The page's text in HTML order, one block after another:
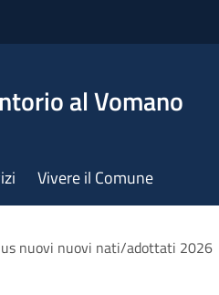
al Vomano
Vivere il Comune
nuovi nuovi nati/adottati 2026